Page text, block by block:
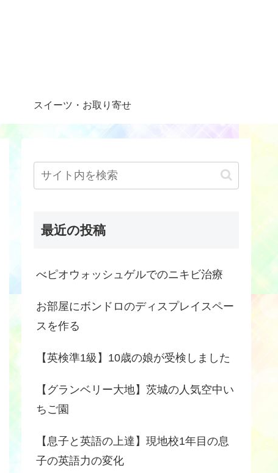
スイーツ・お取り寄せ
最近の投稿
べピオウォッシュゲルでのニキビ治療
お部屋にボンドロのディスプレイスペー
スを作る
【英検準1級】10歳の娘が受検しました
【グランベリー大地】茨城の人気空中い
ちご園
【息子と英語の上達】現地校1年目の息
子の英語力の変化